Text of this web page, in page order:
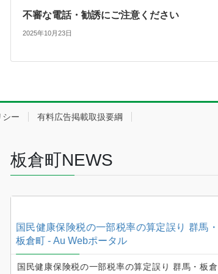
不審な電話・勧誘にご注意ください
2025年10月23日
シー 有料広告掲載取扱要綱
板倉町NEWS
国民健康保険税の一部税率の算定誤り 群馬・
板倉町 - Au Webポータル
国民健康保険税の一部税率の算定誤り 群馬・板倉